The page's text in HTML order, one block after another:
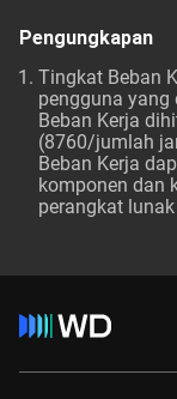
Pengungkapan
Tingkat Beban
pengguna
Beban Kerja
(8760/jumlah
Beban Kerja
komponen dan
perangkat